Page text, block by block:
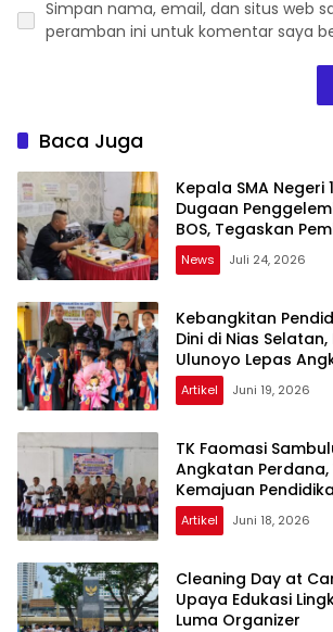
Simpan nama, email, dan situs web
peramban ini untuk komentar saya
Baca Juga
Kepala SMA Negeri
Dugaan
BOS, Tegaskan
Benar
News Juli 24, 2026
Kebangkitan
Dini di Nias Selatan,
Ulunoyo Lepas
Artikel Juni 19, 2026
TK Faomasi
Angkatan Perdana,
Kemajuan
di Nias Selatan
Artikel Juni 18, 2026
Cleaning Day at
Upaya Edukasi
Luma Organizer